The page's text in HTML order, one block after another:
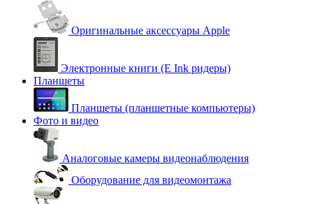
Оригинальные аксессуары Apple
Электронные книги (E Ink ридеры)
Планшеты
Планшеты (планшетные компьютеры)
Фото и видео
Аналоговые камеры видеонаблюдения
Оборудование для видеомонтажа